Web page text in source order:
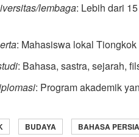
lembaga: Lebih dari
: Mahasiswa lokal
: Bahasa, sastra, sejarah,
: Program akademik
BUDAYA BAHASA PERSIA